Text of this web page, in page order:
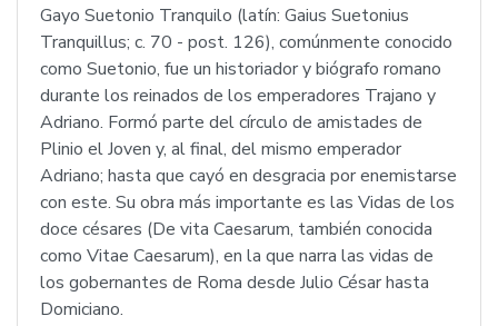
Gayo Suetonio Tranquilo (latín: Gaius Suetonius
Tranquillus; c. 70 - post. 126), comúnmente conocido
como Suetonio, fue un historiador y biógrafo romano
durante los reinados de los emperadores Trajano y
Adriano. Formó parte del círculo de amistades de
Plinio el Joven y, al final, del mismo emperador
Adriano; hasta que cayó en desgracia por enemistarse
con este. Su obra más importante es las Vidas de los
doce césares (De vita Caesarum, también conocida
como Vitae Caesarum), en la que narra las vidas de
los gobernantes de Roma desde Julio César hasta
Domiciano.